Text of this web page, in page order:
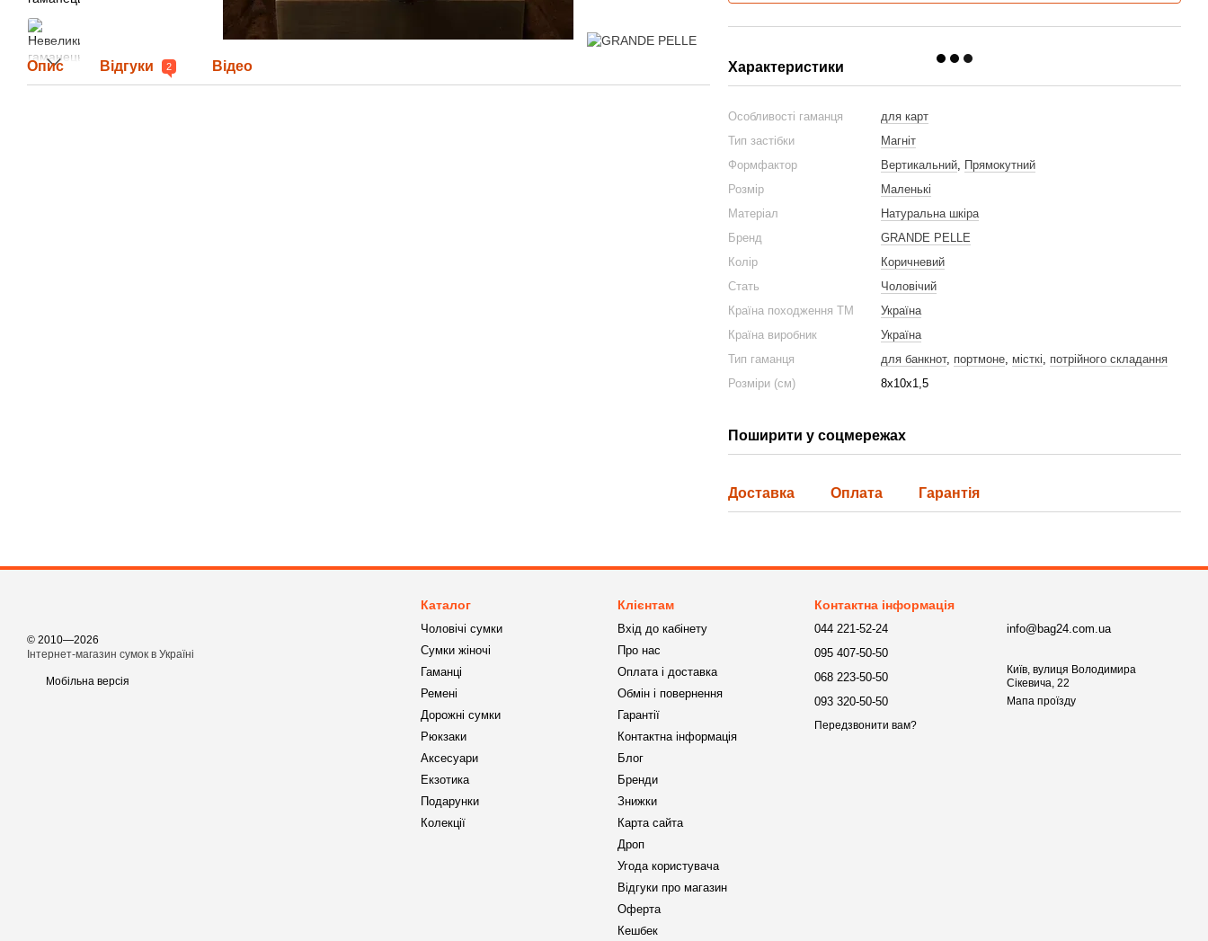
Опис Відгуки 2 Відео Характеристики
Особливості гаманця
для карт
Тип застібки
Магніт
Формфактор
Вертикальний, Прямокутний
Розмір
Маленькі
Матеріал
Натуральна шкіра
Бренд
GRANDE PELLE
Колір
Коричневий
Стать
Чоловічий
Країна походження ТМ
Україна
Країна виробник
Україна
Тип гаманця
для банкнот, портмоне, місткі, потрійного складання
Розміри (см)
8х10х1,5
Поширити у соцмережах
Доставка Оплата Гарантія
© 2010—2026
Інтернет-магазин сумок в Україні
Мобільна версія
Каталог
Чоловічі сумки
Сумки жіночі
Гаманці
Ремені
Дорожні сумки
Рюкзаки
Аксесуари
Екзотика
Подарунки
Колекції
Клієнтам
Вхід до кабінету
Про нас
Оплата і доставка
Обмін і повернення
Гарантії
Контактна інформація
Блог
Бренди
Знижки
Карта сайта
Дроп
Угода користувача
Відгуки про магазин
Оферта
Кешбек
Контактна інформація
044 221-52-24
095 407-50-50
068 223-50-50
093 320-50-50
Передзвонити вам?
info@bag24.com.ua
Київ, вулиця Володимира
Сікевича, 22
Мапа проїзду